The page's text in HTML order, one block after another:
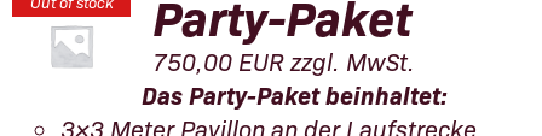
Party-Paket
750,00EURzzgl. MwSt.
Das Party-Paket beinhaltet:
3×3 Meter Pavillon an der Laufstrecke